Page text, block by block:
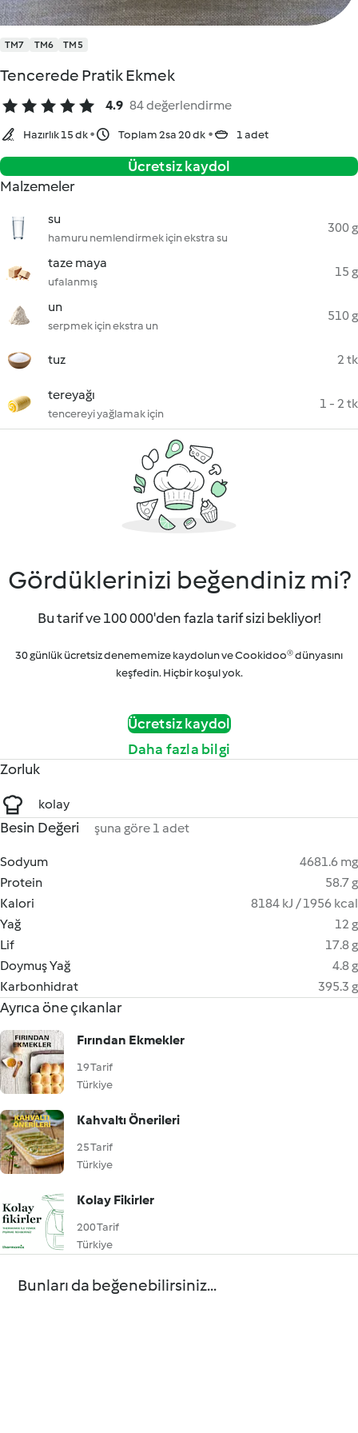
TM7 TM6 TM5
Tencerede Pratik Ekmek
4.9 84 değerlendirme
Hazırlık 15 dk Toplam 2sa 20 dk 1 adet
Ücretsiz kaydol
Malzemeler
su
hamuru nemlendirmek için ekstra su
300 g
taze maya
ufalanmış
15 g
un
serpmek için ekstra un
510 g
tuz 2 tk
tereyağı
tencereyi yağlamak için
1 - 2 tk
Gördüklerinizi beğendiniz mi?
Bu tarif ve 100 000'den fazla tarif sizi bekliyor!
30 günlük ücretsiz denememize kaydolun ve Cookidoo® dünyasını
keşfedin. Hiçbir koşul yok.
Ücretsiz kaydol
Daha fazla bilgi
Zorluk
kolay
Besin Değeri şuna göre 1 adet
Sodyum
4681.6 mg
Protein
58.7 g
Kalori
8184 kJ / 1956 kcal
Yağ
12 g
Lif
17.8 g
Doymuş Yağ
4.8 g
Karbonhidrat
395.3 g
Ayrıca öne çıkanlar
Fırından Ekmekler
19 Tarif
Türkiye
Kahvaltı Önerileri
25 Tarif
Türkiye
Kolay Fikirler
200 Tarif
Türkiye
Bunları da beğenebilirsiniz...